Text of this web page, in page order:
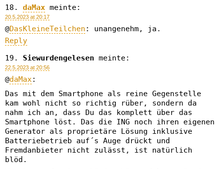
daMax meinte:
20.5.2023 at 20:17
@DasKleineTeilchen : unangenehm, ja.
Reply
Siewurdengelesen meinte:
22.5.2023 at 20:56
@daMax:
Das mit dem Smartphone als reine Gegenstelle
kam wohl nicht so richtig rüber, sondern da
nahm ich an, dass Du das komplett über das
Smartphone löst. Das die ING noch ihren eigenen
Generator als proprietäre Lösung inklusive
Batteriebetrieb auf´s Auge drückt und
Fremdanbieter nicht zulässt, ist natürlich
blöd.